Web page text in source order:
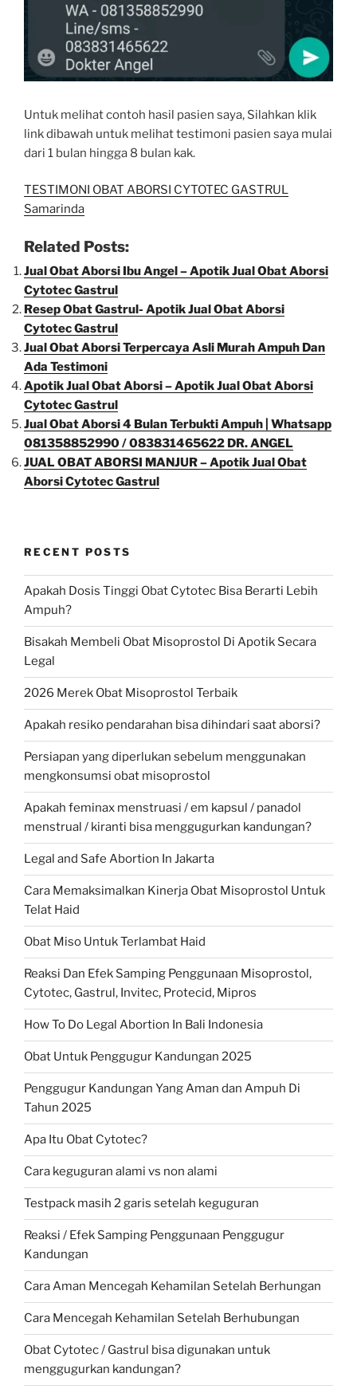
Untuk melihat contoh hasil pasien saya, Silahkan klik
link dibawah untuk melihat testimoni pasien saya mulai
dari 1 bulan hingga 8 bulan kak.
TESTIMONI OBAT ABORSI CYTOTEC GASTRUL
Samarinda
Related Posts:
Jual Obat Aborsi Ibu Angel – Apotik Jual Obat Aborsi
Cytotec Gastrul
Resep Obat Gastrul- Apotik Jual Obat Aborsi
Cytotec Gastrul
Jual Obat Aborsi Terpercaya Asli Murah Ampuh Dan
Ada Testimoni
Apotik Jual Obat Aborsi – Apotik Jual Obat Aborsi
Cytotec Gastrul
Jual Obat Aborsi 4 Bulan Terbukti Ampuh | Whatsapp
081358852990 / 083831465622 DR. ANGEL
JUAL OBAT ABORSI MANJUR – Apotik Jual Obat
Aborsi Cytotec Gastrul
RECENT POSTS
Apakah Dosis Tinggi Obat Cytotec Bisa Berarti Lebih
Ampuh?
Bisakah Membeli Obat Misoprostol Di Apotik Secara
Legal
2026 Merek Obat Misoprostol Terbaik
Apakah resiko pendarahan bisa dihindari saat aborsi?
Persiapan yang diperlukan sebelum menggunakan
mengkonsumsi obat misoprostol
Apakah feminax menstruasi / em kapsul / panadol
menstrual / kiranti bisa menggugurkan kandungan?
Legal and Safe Abortion In Jakarta
Cara Memaksimalkan Kinerja Obat Misoprostol Untuk
Telat Haid
Obat Miso Untuk Terlambat Haid
Reaksi Dan Efek Samping Penggunaan Misoprostol,
Cytotec, Gastrul, Invitec, Protecid, Mipros
How To Do Legal Abortion In Bali Indonesia
Obat Untuk Penggugur Kandungan 2025
Penggugur Kandungan Yang Aman dan Ampuh Di
Tahun 2025
Apa Itu Obat Cytotec?
Cara keguguran alami vs non alami
Testpack masih 2 garis setelah keguguran
Reaksi / Efek Samping Penggunaan Penggugur
Kandungan
Cara Aman Mencegah Kehamilan Setelah Berhungan
Cara Mencegah Kehamilan Setelah Berhubungan
Obat Cytotec / Gastrul bisa digunakan untuk
menggugurkan kandungan?